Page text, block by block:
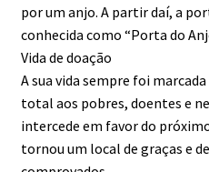
por um anjo. A partir daí, a
conhecida como “Porta do
Vida de doação
A sua vida sempre foi
total aos pobres, doentes e
intercede em favor do
tornou um local de graças e